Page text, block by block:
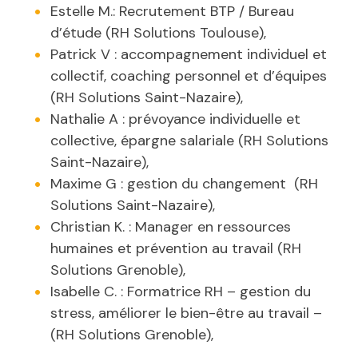
Estelle M.: Recrutement BTP / Bureau
d’étude (RH Solutions Toulouse),
Patrick V : accompagnement individuel et
collectif, coaching personnel et d’équipes
(RH Solutions Saint-Nazaire),
Nathalie A : prévoyance individuelle et
collective, épargne salariale (RH Solutions
Saint-Nazaire),
Maxime G : gestion du changement (RH
Solutions Saint-Nazaire),
Christian K. : Manager en ressources
humaines et prévention au travail (RH
Solutions Grenoble),
Isabelle C. : Formatrice RH – gestion du
stress, améliorer le bien-être au travail –
(RH Solutions Grenoble),